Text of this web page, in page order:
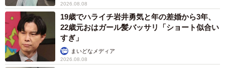
2026.08.08
19歳でハライチ岩井勇気と年の差婚から3年、
22歳元おはガール髪バッサリ「ショート似合い
すぎ」
まいどなメディア
2026.08.08